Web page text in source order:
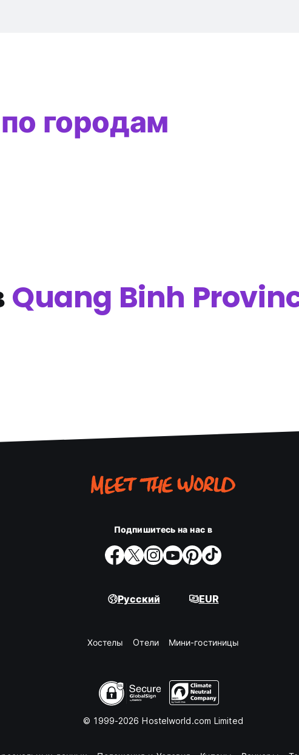
по городам
Quang Binh
Подпишитесь на нас в
Русский EUR
Хостелы Oтели Мини-гостиницы
© 1999-2026 Hostelworld.com Limited